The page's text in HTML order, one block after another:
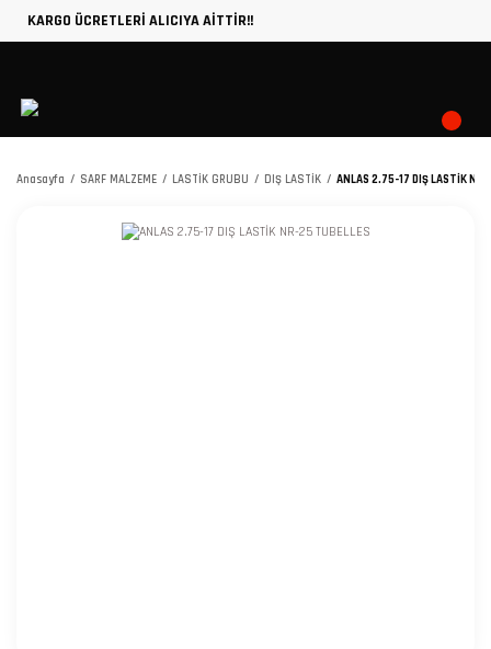
KARGO ÜCRETLERİ ALICIYA AİTTİR!!
Anasayfa SARF MALZEME LASTİK GRUBU DIŞ LASTİK ANLAS 2.75-17 DIŞ LASTİK NR-